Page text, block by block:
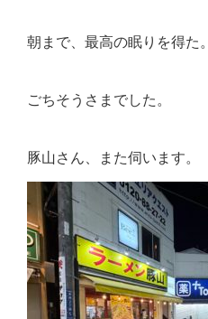
朝まで、最高の眠りを得た。
ごちそうさまでした。
豚山さん、また伺います。